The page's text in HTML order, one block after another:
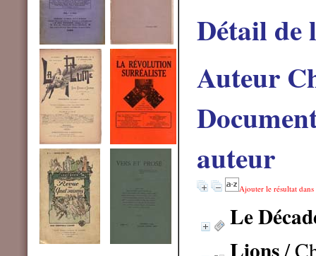
Détail de
Auteur
auteur
Ajouter le résultat
Le
/